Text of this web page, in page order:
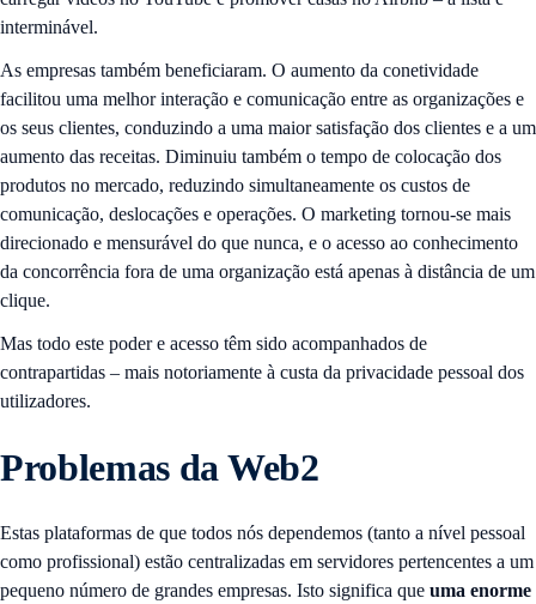
interminável.
As empresas também beneficiaram. O aumento da conetividade
facilitou uma melhor interação e comunicação entre as organizações e
os seus clientes, conduzindo a uma maior satisfação dos clientes e a um
aumento das receitas. Diminuiu também o tempo de colocação dos
produtos no mercado, reduzindo simultaneamente os custos de
comunicação, deslocações e operações. O marketing tornou-se mais
direcionado e mensurável do que nunca, e o acesso ao conhecimento
da concorrência fora de uma organização está apenas à distância de um
clique.
Mas todo este poder e acesso têm sido acompanhados de
contrapartidas – mais notoriamente à custa da privacidade pessoal dos
utilizadores.
Problemas da Web2
Estas plataformas de que todos nós dependemos (tanto a nível pessoal
como profissional) estão centralizadas em servidores pertencentes a um
pequeno número de grandes empresas. Isto significa que uma enorme